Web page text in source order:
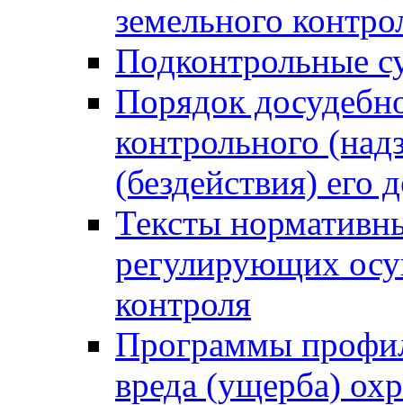
земельного
Подконтрольные
Порядок
контрольного
(бездействия)
Тексты
регулирующих
контроля
Программы
вреда (ущерба)